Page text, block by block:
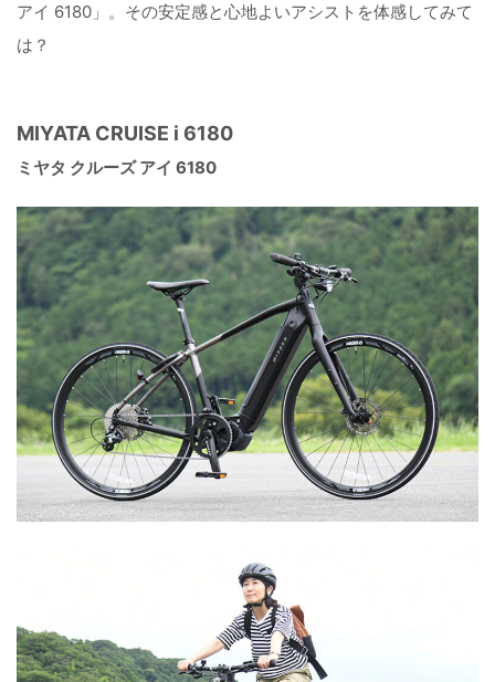
アイ 6180」。その安定感と心地よいアシストを体感してみて
は？
MIYATA CRUISE i 6180
ミヤタ クルーズ アイ 6180